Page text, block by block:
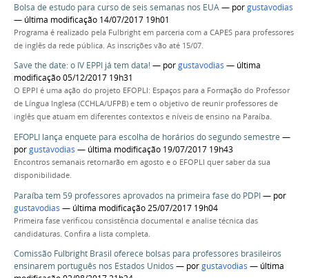
Bolsa de estudo para curso de seis semanas nos EUA— porgustavodias
— última modificação 14/07/2017 19h01
Programa é realizado pela Fulbright em parceria com a CAPES para professores
de inglês da rede pública. As inscrições vão até 15/07.
Save the date: o IV EPPI já tem data!— porgustavodias — última
modificação 05/12/2017 19h31
O EPPI é uma ação do projeto EFOPLI: Espaços para a Formação do Professor
de Língua Inglesa (CCHLA/UFPB) e tem o objetivo de reunir professores de
inglês que atuam em diferentes contextos e níveis de ensino na Paraíba.
EFOPLI lança enquete para escolha de horários do segundo semestre —
porgustavodias — última modificação 19/07/2017 19h43
Encontros semanais retornarão em agosto e o EFOPLI quer saber da sua
disponibilidade.
Paraíba tem 59 professores aprovados na primeira fase do PDPI— por
gustavodias — última modificação 25/07/2017 19h04
Primeira fase verificou consistência documental e analise técnica das
candidaturas. Confira a lista completa.
Comissão Fulbright Brasil oferece bolsas para professores brasileiros
ensinarem português nos Estados Unidos — porgustavodias — última